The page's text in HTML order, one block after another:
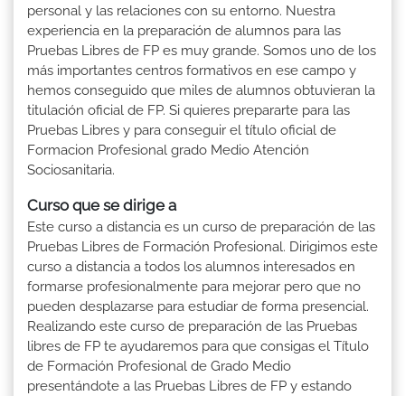
personal y las relaciones con su entorno. Nuestra
experiencia en la preparación de alumnos para las
Pruebas Libres de FP es muy grande. Somos uno de los
más importantes centros formativos en ese campo y
hemos conseguido que miles de alumnos obtuvieran la
titulación oficial de FP. Si quieres prepararte para las
Pruebas Libres y para conseguir el título oficial de
Formacion Profesional grado Medio Atención
Sociosanitaria.
Curso que se dirige a
Este curso a distancia es un curso de preparación de las
Pruebas Libres de Formación Profesional. Dirigimos este
curso a distancia a todos los alumnos interesados en
formarse profesionalmente para mejorar pero que no
pueden desplazarse para estudiar de forma presencial.
Realizando este curso de preparación de las Pruebas
libres de FP te ayudaremos para que consigas el Título
de Formación Profesional de Grado Medio
presentándote a las Pruebas Libres de FP y estando